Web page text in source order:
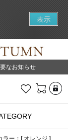
表示
なお知らせ
お気に入り
ラー：[ オレンジ ]